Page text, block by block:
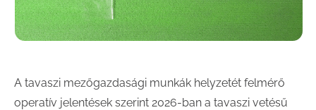
A tavaszi mezőgazdasági munkák helyzetét felmérő
operatív jelentések szerint 2026-ban a tavaszi vetésű